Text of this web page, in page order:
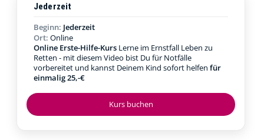
Kurs buchen
Jederzeit
Beginn: Jederzeit
Ort: Online
Online Erste-Hilfe-Kurs Lerne im Ernstfall Leben zu
Retten - mit diesem Video bist Du für Notfälle
vorbereitet und kannst Deinem Kind sofort helfen für
einmalig 25,-€